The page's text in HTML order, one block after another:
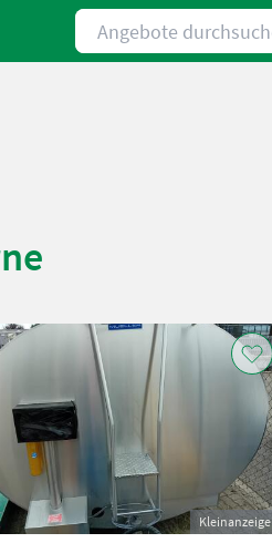
Angebote durchsuchen
Kleinanzeige